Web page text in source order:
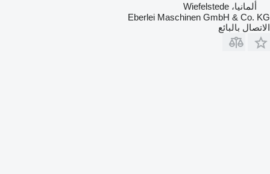
ألمانيا، Wiefelstede
Eberlei Maschinen GmbH & Co. KG
الاتصال بالبائع